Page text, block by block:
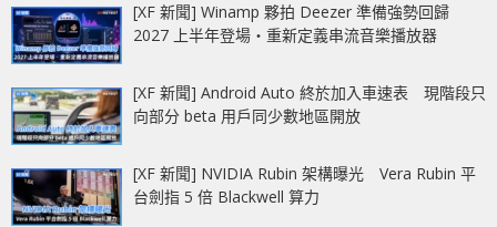
[XF 新聞] Winamp 夥拍 Deezer 準備強勢回歸
2027 上半年登場‧重新定義串流音樂播放器
[XF 新聞] Android Auto 終於加入車速表 現階段只
向部分 beta 用戶同少數地區開放
[XF 新聞] NVIDIA Rubin 架構曝光 Vera Rubin 平
台劍指 5 倍 Blackwell 算力